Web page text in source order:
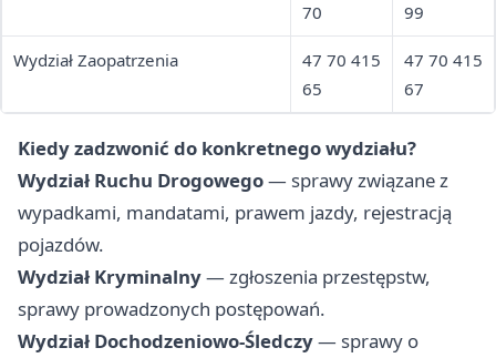
70
99
Wydział Zaopatrzenia
47 70 415
65
47 70 415
67
Kiedy zadzwonić do konkretnego wydziału?
Wydział Ruchu Drogowego— sprawy związane z
wypadkami, mandatami, prawem jazdy, rejestracją
pojazdów.
Wydział Kryminalny— zgłoszenia przestępstw,
sprawy prowadzonych postępowań.
Wydział Dochodzeniowo-Śledczy— sprawy o